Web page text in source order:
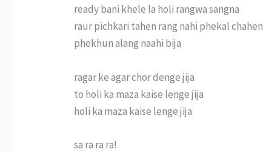
ready bani khele la holi rangwa sangna
raur pichkari tahen rang nahi phekal chahen
phekhun alang naahi bija
ragar ke agar chor denge jija
to holi ka maza kaise lenge jija
holi ka maza kaise lenge jija
sa ra ra ra!